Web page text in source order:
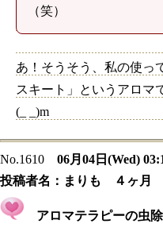
（笑）
あ！そうそう、私の使っ
スキート」というアロマ
(_ _)m
No.1610
06月04日(Wed)
投稿者名： まりも ４ヶ月
アロマテラピーの虫